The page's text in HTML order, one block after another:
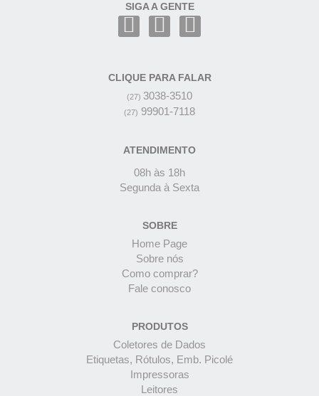
SIGA A GENTE
CLIQUE PARA FALAR
(27) 3038-3510
(27) 99901-7118
ATENDIMENTO
08h às 18h
Segunda à Sexta
SOBRE
Home Page
Sobre nós
Como comprar?
Fale conosco
PRODUTOS
Coletores de Dados
Etiquetas, Rótulos, Emb. Picolé
Impressoras
Leitores